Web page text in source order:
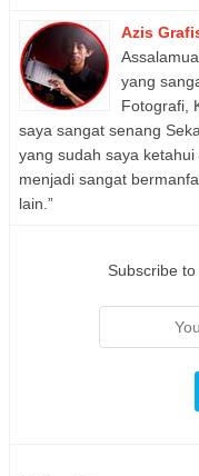
Azis
yang
Fotografi,
saya sangat senang
yang sudah saya
menjadi sangat
lain.”
Subscribe